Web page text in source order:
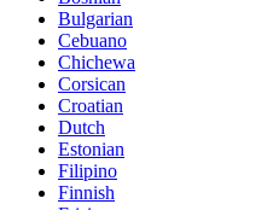
Bulgarian
Cebuano
Chichewa
Corsican
Croatian
Dutch
Estonian
Filipino
Finnish